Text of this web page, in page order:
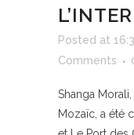
Posted at
Comments
Shanga
Mozaïc, a été